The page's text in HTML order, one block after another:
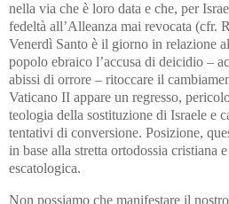
nella via che è loro data e che, per
fedeltà all’Alleanza mai revocata (cfr.
Venerdì Santo è il giorno in relazione
popolo ebraico l’accusa di deicidio –
abissi di orrore – ritoccare il
Vaticano II appare un regresso,
teologia della sostituzione di Israele e
tentativi di conversione. Posizione,
in base alla stretta ortodossia cristiana
escatologica.
Non possiamo che manifestare il